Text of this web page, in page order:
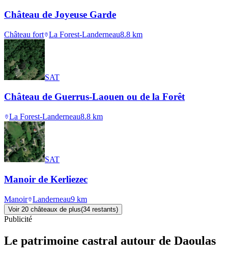
Château de Joyeuse Garde
Château fort La Forest-Landerneau8.8 km
SAT
Château de Guerrus-Laouen ou de la Forêt
La Forest-Landerneau8.8 km
SAT
Manoir de Kerliezec
Manoir Landerneau9 km
Voir 20 châteaux de plus(34 restants)
Publicité
Le patrimoine castral autour de Daoulas